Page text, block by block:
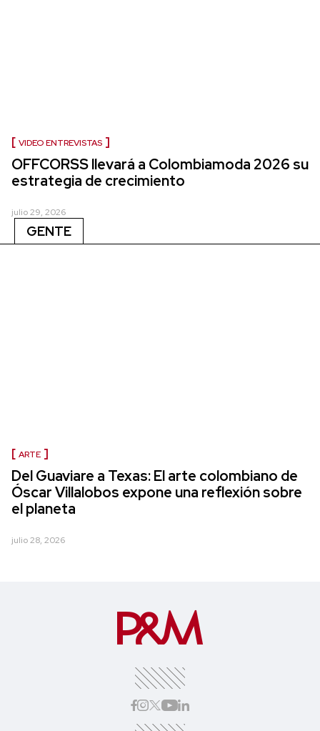
VIDEO ENTREVISTAS
OFFCORSS llevará a Colombiamoda 2026 su
estrategia de crecimiento
julio 29, 2026
GENTE
ARTE
Del Guaviare a Texas: El arte colombiano de
Óscar Villalobos expone una reflexión sobre
el planeta
julio 28, 2026